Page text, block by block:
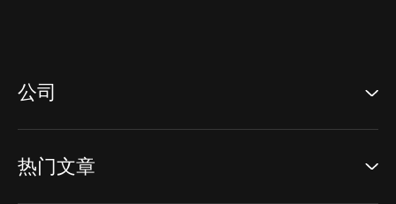
公司
热门文章